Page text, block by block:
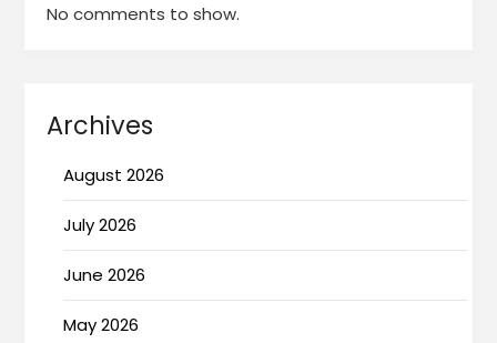
No comments to show.
Archives
August 2026
July 2026
June 2026
May 2026